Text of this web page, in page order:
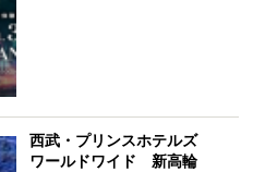
西武・プリンスホテルズ
ワールドワイド 新高輪